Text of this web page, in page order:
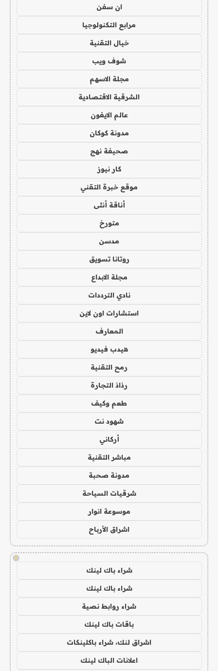
ان سفن
مرابع التكنولوجيا
خيال التقنية
شوف ويب
مجلة الاسهم
الشرقية الاقتصادية
عالم الايفون
مدونة كوكان
صحيفة نهج
كار نيوز
موقع خبرة التقني
أناقة أنثى
متورخ
مدسن
روتانا تسويق
مجلة الابداع
نادي الترددات
استشارات اون لاين
المعارف
هيدب فيديو
رمح التقنية
رذاذ التجارة
طعم وكيف
شهود نت
أركاني
مباشر التقنية
مدونة صحبة
شرقيات السياحة
موسوعة انوار
اشراق الأرباح
!
شراء باك لينك
شراء باك لينك
شراء روابط نصية
باقات باك لينك
اشراق لنك، شراء باكلينكات
اعلانات الباك لينك